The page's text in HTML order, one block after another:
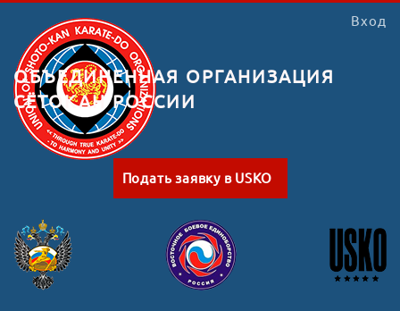
ОБЪЕДИНЕННАЯ ОРГАНИЗАЦИЯ
СЁТОКАН РОССИИ
Подать заявку в USKO
Вход